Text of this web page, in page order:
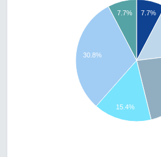
7.7%
7.7%
30.8%
15.4%